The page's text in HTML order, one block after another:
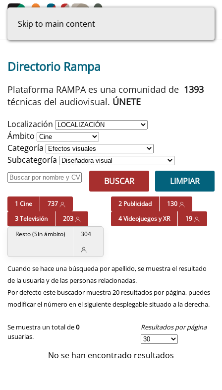
Skip to main content
Directorio Rampa
Plataforma RAMPA es una comunidad de 1393
técnicas del audiovisual. ÚNETE
Localización
Ámbito
Categoría
Subcategoría
BUSCAR
LIMPIAR
1 Cine 737 2 Publicidad
130
3 Televisión
203 4 Videojuegos y XR
19
Resto (Sin ámbito)
304
Cuando se hace una búsqueda por apellido, se muestra el resultado
de la usuaria y de las personas relacionadas.
Por defecto este buscador muestra 20 resultados por página, puedes
modificar el número en el siguiente desplegable situado a la derecha.
Se muestra un total de0
usuarias.
Resultados por página
No se han encontrado resultados